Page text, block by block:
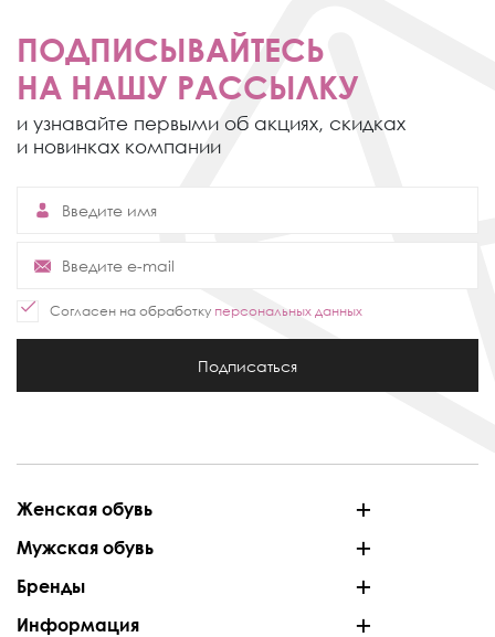
ПОДПИСЫВАЙТЕСЬ
НА НАШУ РАССЫЛКУ
и узнавайте первыми об акциях, скидках
и новинках компании
Согласен на обработку персональных данных
Подписаться
Женская обувь
Мужская обувь
Бренды
Информация